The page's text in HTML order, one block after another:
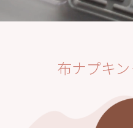
布ナプキ